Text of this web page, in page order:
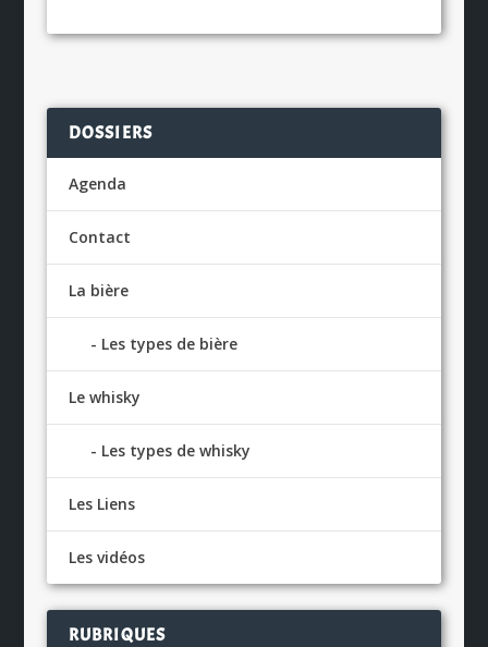
DOSSIERS
Agenda
Contact
La bière
Les types de bière
Le whisky
Les types de whisky
Les Liens
Les vidéos
RUBRIQUES